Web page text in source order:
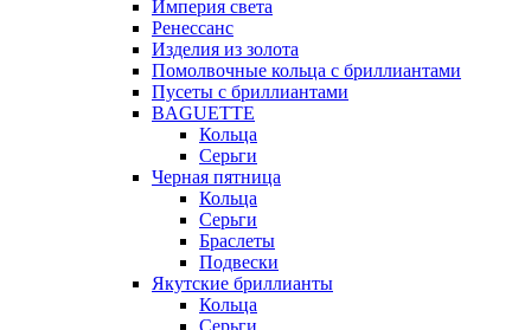
Империя света
Ренессанс
Изделия из золота
Помолвочные кольца с бриллиантами
Пусеты с бриллиантами
BAGUETTE
Кольца
Серьги
Черная пятница
Кольца
Серьги
Браслеты
Подвески
Якутские бриллианты
Кольца
Серьги